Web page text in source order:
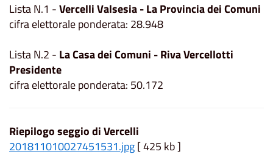
Lista N.1 -Vercelli Valsesia - La Provincia dei Comuni
cifra elettorale ponderata: 28.948
Lista N.2 - La Casa dei Comuni - Riva Vercellotti
Presidente
cifra elettorale ponderata: 50.172
Riepilogo seggio di Vercelli
201811010027451531.jpg[ 425 kb ]